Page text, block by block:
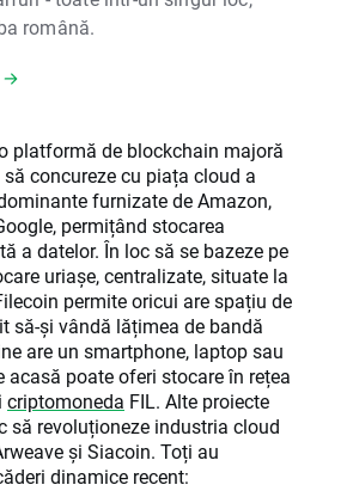
română.
platformă de blockchain majoră
concureze cu piața cloud a
furnizate de Amazon,
permițând stocarea
a datelor. În loc să se bazeze pe
uriașe, centralizate, situate la
permite oricui are spațiu de
să-și vândă lățimea de bandă
are un smartphone, laptop sau
acasă poate oferi stocare în rețea
criptomoneda FIL. Alte proiecte
să revoluționeze industria cloud
și Siacoin. Toți au
dinamice recent: